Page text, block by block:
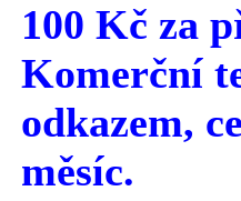
100 Kč za
Komerční
odkazem,
měsíc.